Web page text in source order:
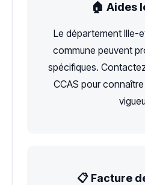
🏠 Aides
Le département Ille-
commune peuvent
spécifiques.
CCAS pour
📋 Facture